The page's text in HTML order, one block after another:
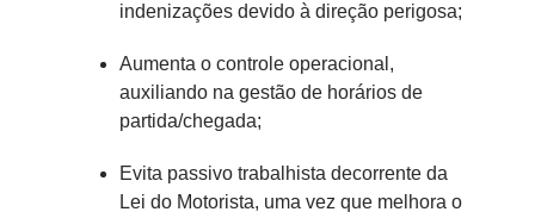
indenizações devido à direção perigosa;
Aumenta o controle operacional,
auxiliando na gestão de horários de
partida/chegada;
Evita passivo trabalhista decorrente da
Lei do Motorista, uma vez que melhora o